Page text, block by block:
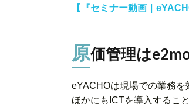
【『セミナー動画｜
原価管理は
eYACHOは現場での業務を
ほかにもICTを導入するこ